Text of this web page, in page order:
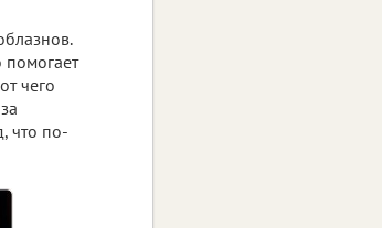
помогает
чего
что по-